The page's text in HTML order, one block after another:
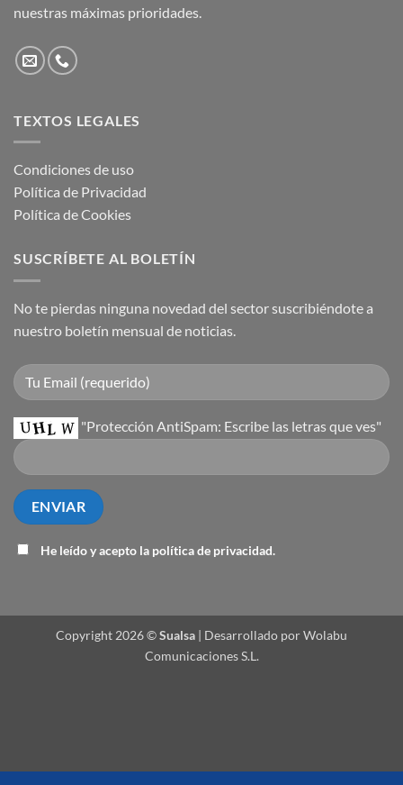
nuestras máximas prioridades.
TEXTOS LEGALES
Condiciones de uso
Política de Privacidad
Política de Cookies
SUSCRÍBETE AL BOLETÍN
No te pierdas ninguna novedad del sector suscribiéndote a
nuestro boletín mensual de noticias.
"Protección AntiSpam: Escribe las letras que ves"
He leído y acepto la política de privacidad.
Copyright 2026 ©Sualsa | Desarrollado por Wolabu
Comunicaciones S.L.